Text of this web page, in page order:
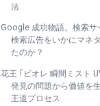
法
Google 成功物語。検索サ
検索広告をいかにマネ
たのか？
花王 ｢ビオレ 瞬間ミスト
発見の問題から価値を
王道プロセス